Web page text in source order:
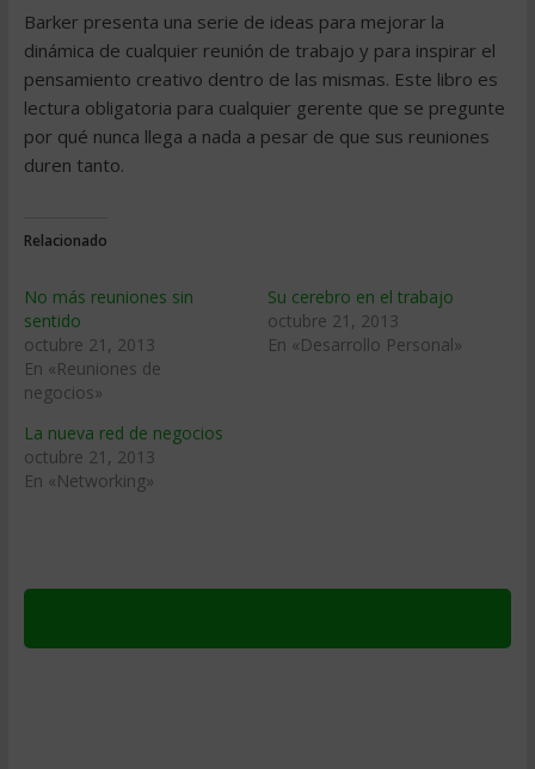
Barker presenta una serie de ideas para mejorar la
dinámica de cualquier reunión de trabajo y para inspirar el
pensamiento creativo dentro de las mismas. Este libro es
lectura obligatoria para cualquier gerente que se pregunte
por qué nunca llega a nada a pesar de que sus reuniones
duren tanto.
Relacionado
No más reuniones sin
sentido
octubre 21, 2013
En «Reuniones de
negocios»
Su cerebro en el trabajo
octubre 21, 2013
En «Desarrollo Personal»
La nueva red de negocios
octubre 21, 2013
En «Networking»